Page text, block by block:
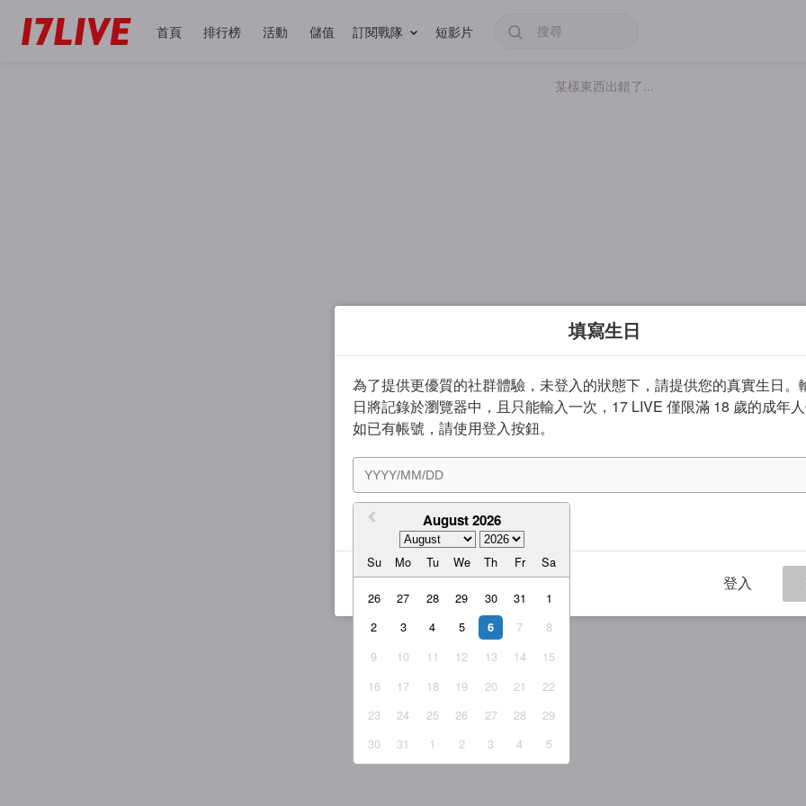
首頁 排行榜 活動 儲值 訂閱戰隊 短影片
某樣東西出錯了...
填寫生日
為了提供更優質的社群體驗，未登入的狀態下，請提供您的真實生日。
日將記錄於瀏覽器中，且只能輸入一次，17 LIVE 僅限滿 18 歲的成年人
如已有帳號，請使用登入按鈕。
August 2026
Su Mo Tu We Th Fr Sa
26 27 28 29 30 31
1
2
3 4 5 6 7
8
9
10 11 12 13 14
15
16
17 18 19 20 21
22
23
24 25 26 27 28
29
30
31 1 2 3 4 5
我同意 服務條款與隱私權政策
登入